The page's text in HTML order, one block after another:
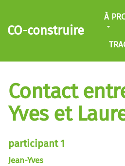
Aller au contenu principal
CO-construire
À
Contact
Yves et
participant 1
Jean-Yves